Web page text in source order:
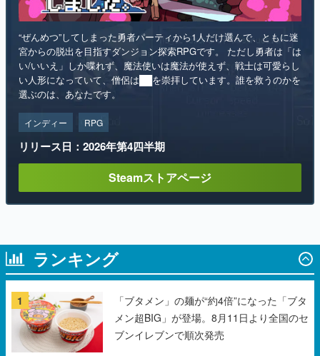
い/いいえ」しか喋れず、魔法使いは魔法が使えず、戦士は可愛らし
選ぶのは、あなたです。
インディー RPG
リリース日：2026年第4四半期
ランキング
1
「ブタメン」の麺が“約4倍”になった「ブタ
メン超BIG」が登場。8月11日より全国のセ
ブンイレブンで順次発売
2
『ファイアーエムブレム 万紫千紅』“真の